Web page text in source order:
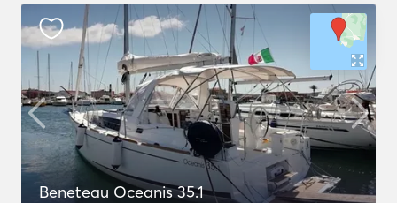
Beneteau Oceanis 35.1